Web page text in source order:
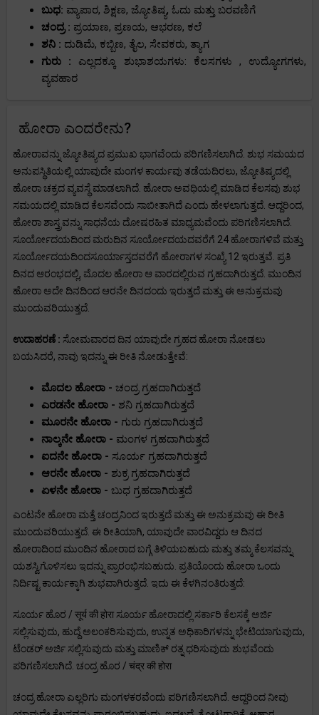
ಬುಧ: ವ್ಯಾಪಾರ, ಶಿಕ್ಷಣ, ಜ್ಯೋತಿಷ್ಯ, ಓದು ಮತ್ತು ಬರವಣಿಗೆ
ಚಂದ್ರ : ಪ್ರಯಾಣ, ಪ್ರಣಯ, ಆಭರಣ, ಕಲೆ
ಶನಿ : ದುಡಿಮೆ, ಕಬ್ಬಿಣ, ತೈಲ, ಸೇವಕರು, ತ್ಯಾಗ
ಗುರು : ಎಲ್ಲದಕ್ಕೂ ಶುಭಾಶಯಗಳು: ಕೆಲಸಗಳು , ಉದ್ಯೋಗಗಳು,
ವ್ಯವಹಾರ
ಹೋರಾ ಎಂದರೇನು?
ಹೋರಾವನ್ನು ಜ್ಯೋತಿಷ್ಯದ ಪ್ರಮುಖ ಭಾಗವೆಂದು ಪರಿಗಣಿಸಲಾಗಿದೆ. ಶುಭ ಸಮಯದ
ಅನುಪಸ್ಥಿತಿಯಲ್ಲಿ ಯಾವುದೇ ಮಂಗಳ ಕಾರ್ಯವು ತಡೆಯದಿರಲು, ಜ್ಯೋತಿಷ್ಯದಲ್ಲಿ
ಹೋರಾ ಚಕ್ರದ ವ್ಯವಸ್ಥೆ ಮಾಡಲಾಗಿದೆ. ಹೋರಾ ಅವಧಿಯಲ್ಲಿ ಮಾಡಿದ ಕೆಲಸವು ಶುಭ
ಸಮಯದಲ್ಲಿ ಮಾಡಿದ ಕೆಲಸವೆಂದು ಸಾಬೀತಾಗಿದೆ ಎಂದು ಹೇಳಲಾಗುತ್ತದೆ. ಆದ್ದರಿಂದ,
ಹೋರಾ ಶಾಸ್ತ್ರವನ್ನು ಸಾಧನೆಯ ದೋಷರಹಿತ ಮಾಧ್ಯಮವೆಂದು ಪರಿಗಣಿಸಲಾಗಿದೆ.
ಸೂರ್ಯೋದಯದಿಂದ ಮರುದಿನ ಸೂರ್ಯೋದಯದವರೆಗೆ 24 ಹೋರಾಗಳಿವೆ ಮತ್ತು
ಸೂರ್ಯೋದಯದಿಂದಸೂರ್ಯಾಸ್ತದವರೆಗೆ ಹೋರಾಗಳ ಸಂಖ್ಯೆ 12 ಇರುತ್ತವೆ. ಪ್ರತಿ
ದಿನದ ಆರಂಭದಲ್ಲಿ, ಮೊದಲ ಹೋರಾ ಆ ವಾರದಲ್ಲಿರುವ ಗ್ರಹದಾಗಿರುತ್ತದೆ. ಮುಂದಿನ
ಹೋರಾ ಅದೇ ದಿನದಿಂದ ಆರನೇ ದಿನದಂದು ಇರುತ್ತದೆ ಮತ್ತು ಈ ಅನುಕ್ರಮವು
ಮುಂದುವರಿಯುತ್ತದೆ.
ಉದಾಹರಣೆ : ಸೋಮವಾರದ ದಿನ ಯಾವುದೇ ಗ್ರಹದ ಹೋರಾ ನೋಡಲು
ಬಯಸಿದರೆ, ನಾವು ಇದನ್ನು ಈ ರೀತಿ ನೋಡುತ್ತೇವೆ:
ಮೊದಲ ಹೋರಾ - ಚಂದ್ರ ಗ್ರಹದಾಗಿರುತ್ತದೆ
ಎರಡನೇ ಹೋರಾ - ಶನಿ ಗ್ರಹದಾಗಿರುತ್ತದೆ
ಮೂರನೇ ಹೋರಾ - ಗುರು ಗ್ರಹದಾಗಿರುತ್ತದೆ
ನಾಲ್ಕನೇ ಹೋರಾ - ಮಂಗಳ ಗ್ರಹದಾಗಿರುತ್ತದೆ
ಐದನೇ ಹೋರಾ - ಸೂರ್ಯ ಗ್ರಹದಾಗಿರುತ್ತದೆ
ಆರನೇ ಹೋರಾ - ಶುಕ್ರ ಗ್ರಹದಾಗಿರುತ್ತದೆ
ಏಳನೇ ಹೋರಾ - ಬುಧ ಗ್ರಹದಾಗಿರುತ್ತದೆ
ಎಂಟನೇ ಹೋರಾ ಮತ್ತೆ ಚಂದ್ರನಿಂದ ಇರುತ್ತದೆ ಮತ್ತು ಈ ಅನುಕ್ರಮವು ಈ ರೀತಿ
ಮುಂದುವರಿಯುತ್ತದೆ. ಈ ರೀತಿಯಾಗಿ, ಯಾವುದೇ ವಾರವಿದ್ದರು ಆ ದಿನದ
ಹೋರಾದಿಂದ ಮುಂದಿನ ಹೋರಾದ ಬಗ್ಗೆ ತಿಳಿಯಬಹುದು ಮತ್ತು ತಮ್ಮ ಕೆಲಸವನ್ನು
ಯಶಸ್ವಿಗೊಳಿಸಲು ಇದನ್ನು ಪ್ರಾರಂಭಿಸಬಹುದು. ಪ್ರತಿಯೊಂದು ಹೋರಾ ಒಂದು
ನಿರ್ದಿಷ್ಟ ಕಾರ್ಯಕ್ಕಾಗಿ ಶುಭವಾಗಿರುತ್ತದೆ. ಇದು ಈ ಕೆಳಗಿನಂತಿರುತ್ತದೆ:
ಸೂರ್ಯ ಹೊರ / सूर्य की होरा ಸೂರ್ಯ ಹೋರಾದಲ್ಲಿ ಸರ್ಕಾರಿ ಕೆಲಸಕ್ಕೆ ಅರ್ಜಿ
ಸಲ್ಲಿಸುವುದು, ಹುದ್ದೆ ಅಲಂಕರಿಸುವುದು, ಉನ್ನತ ಅಧಿಕಾರಿಗಳನ್ನು ಭೇಟಿಯಾಗುವುದು,
ಟೆಂಡರ್ ಅರ್ಜಿ ಸಲ್ಲಿಸುವುದು ಮತ್ತು ಮಾಣಿಕ್ ರತ್ನ ಧರಿಸುವುದು ಶುಭವೆಂದು
ಪರಿಗಣಿಸಲಾಗಿದೆ. ಚಂದ್ರ ಹೊರ / चंद्र की होरा
ಚಂದ್ರ ಹೋರಾ ಎಲ್ಲರಿಗು ಮಂಗಳಕರವೆಂದು ಪರಿಗಣಿಸಲಾಗಿದೆ. ಆದ್ದರಿಂದ ನೀವು